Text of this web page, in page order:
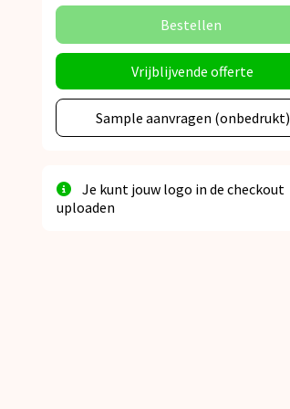
Bestellen
Vrijblijvende offerte
Sample aanvragen (onbedrukt)
Je kunt jouw logo in de checkout
uploaden